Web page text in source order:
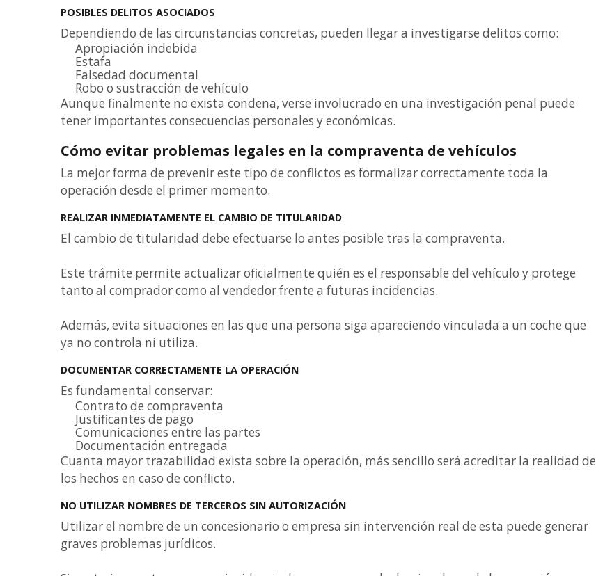
POSIBLES DELITOS ASOCIADOS
Dependiendo de las circunstancias concretas, pueden llegar a investigarse delitos como:
Apropiación indebida
Estafa
Falsedad documental
Robo o sustracción de vehículo
Aunque finalmente no exista condena, verse involucrado en una investigación penal puede
tener importantes consecuencias personales y económicas.
Cómo evitar problemas legales en la compraventa de vehículos
La mejor forma de prevenir este tipo de conflictos es formalizar correctamente toda la
operación desde el primer momento.
REALIZAR INMEDIATAMENTE EL CAMBIO DE TITULARIDAD
El cambio de titularidad debe efectuarse lo antes posible tras la compraventa.
Este trámite permite actualizar oficialmente quién es el responsable del vehículo y protege
tanto al comprador como al vendedor frente a futuras incidencias.
Además, evita situaciones en las que una persona siga apareciendo vinculada a un coche que
ya no controla ni utiliza.
DOCUMENTAR CORRECTAMENTE LA OPERACIÓN
Es fundamental conservar:
Contrato de compraventa
Justificantes de pago
Comunicaciones entre las partes
Documentación entregada
Cuanta mayor trazabilidad exista sobre la operación, más sencillo será acreditar la realidad de
los hechos en caso de conflicto.
NO UTILIZAR NOMBRES DE TERCEROS SIN AUTORIZACIÓN
Utilizar el nombre de un concesionario o empresa sin intervención real de esta puede generar
graves problemas jurídicos.